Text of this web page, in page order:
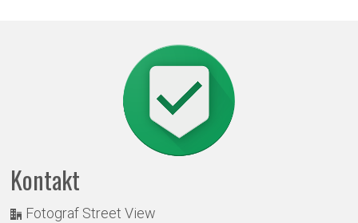
Kontakt
Fotograf Street View